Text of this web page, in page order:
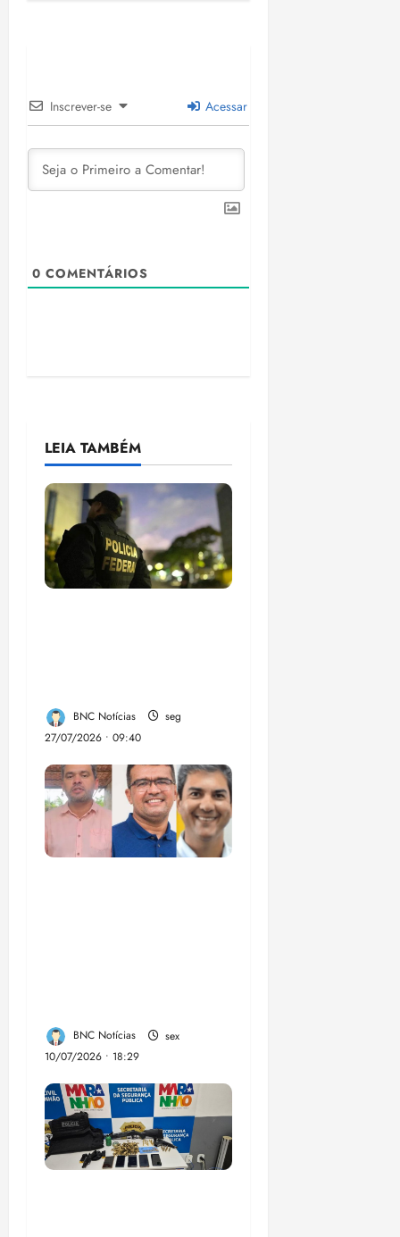
Inscrever-se Acessar
0 COMENTÁRIOS
LEIA TAMBÉM
BNC Notícias
seg
27/07/2026 • 09:40
BNC Notícias
sex
10/07/2026 • 18:29